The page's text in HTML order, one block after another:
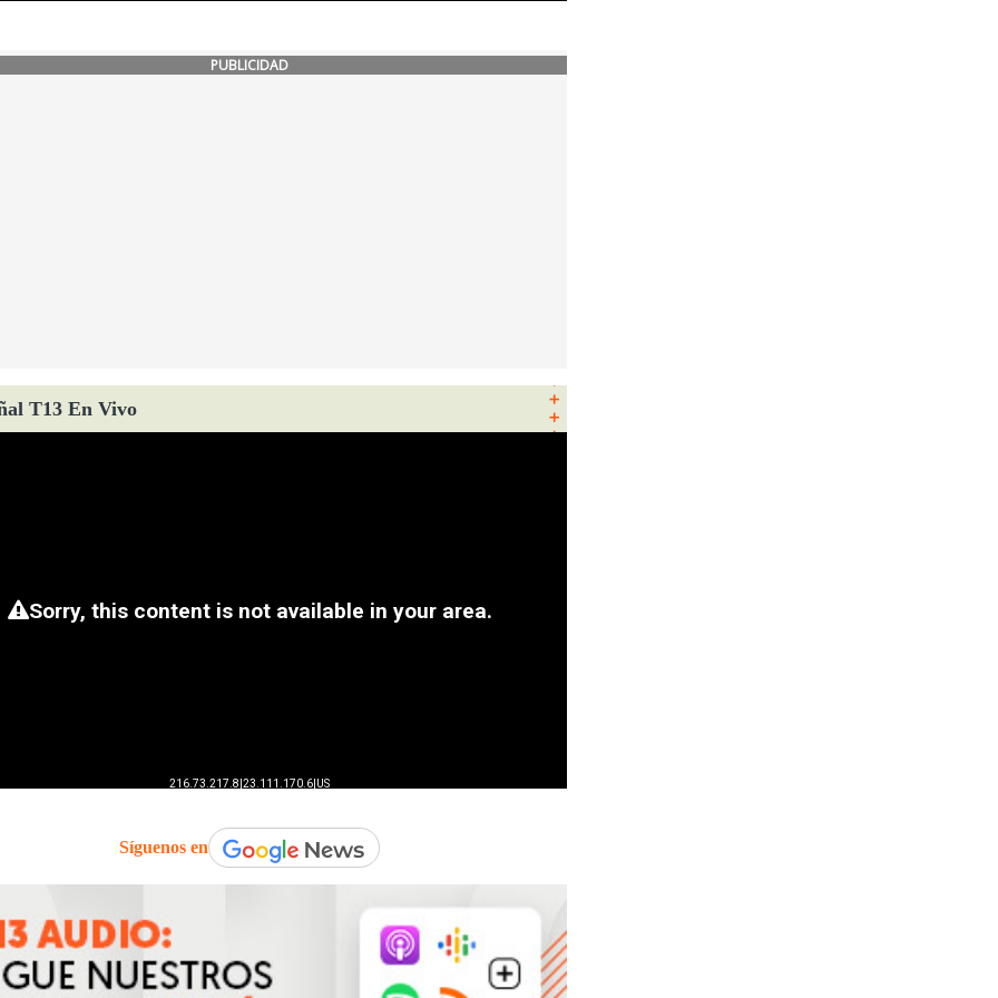
PUBLICIDAD
T13 En Vivo
Síguenos en